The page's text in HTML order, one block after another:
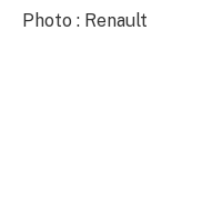
Photo : Renault